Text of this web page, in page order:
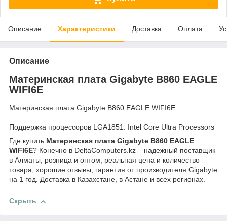
Описание Характеристики Доставка Оплата
Описание
Материнская плата Gigabyte B860 EAGLE
WIFI6E
Материнская плата Gigabyte B860 EAGLE WIFI6E
Поддержка процессоров LGA1851: Intel Core Ultra Processors
Где купить Материнская плата Gigabyte B860 EAGLE
WIFI6E? Конечно в DeltaComputers.kz – надежный поставщик
в Алматы, розница и оптом, реальная цена и количество
товара, хорошие отзывы, гарантия от производителя Gigabyte
на 1 год. Доставка в Казахстане, в Астане и всех регионах.
Скрыть